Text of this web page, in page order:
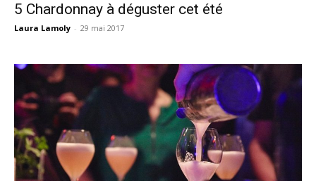
5 Chardonnay à déguster cet été
Laura Lamoly - 29 mai 2017